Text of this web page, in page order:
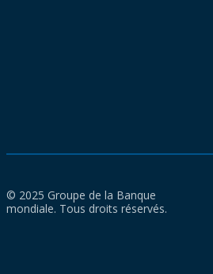
© 2025 Groupe de la Banque
mondiale. Tous droits réservés.